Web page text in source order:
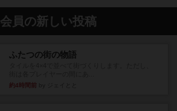
会員の新しい投稿
ふたつの街の物語
約4時間前